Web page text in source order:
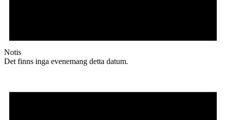
Notis
Det finns inga evenemang detta datum.